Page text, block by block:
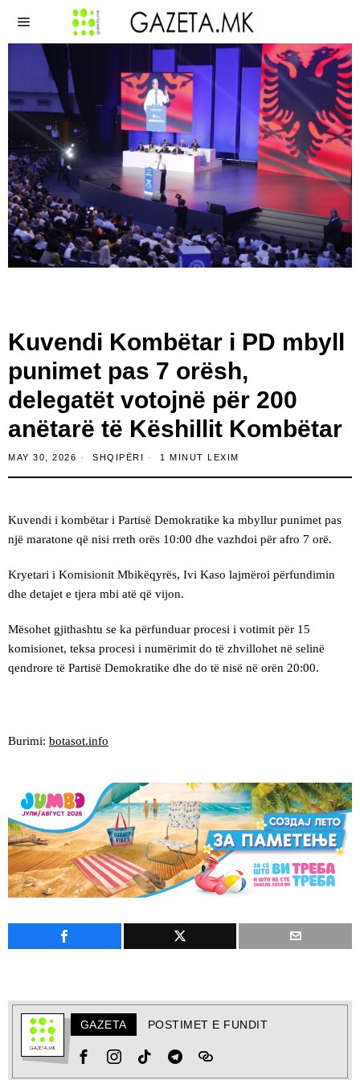
Kuvendi Kombëtar i PD mbyll
punimet pas 7 orësh,
delegatët votojnë për 200
anëtarë të Këshillit Kombëtar
MAY 30, 2026 SHQIPËRI 1 MINUT LEXIM
Kuvendi i kombëtar i Partisë Demokratike ka mbyllur punimet pas
një maratone që nisi rreth orës 10:00 dhe vazhdoi për afro 7 orë.
Kryetari i Komisionit Mbikëqyrës, Ivi Kaso lajmëroi përfundimin
dhe detajet e tjera mbi atë që vijon.
Mësohet gjithashtu se ka përfunduar procesi i votimit për 15
komisionet, teksa procesi i numërimit do të zhvillohet në selinë
qendrore të Partisë Demokratike dhe do të nisë në orën 20:00.
Burimi: botasot.info
GAZETA POSTIMET E FUNDIT